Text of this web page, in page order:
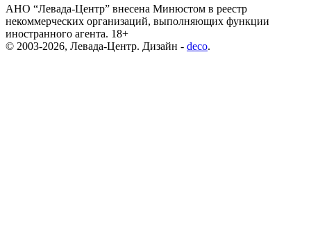
АНО “Левада-Центр” внесена Минюстом в реестр
некоммерческих организаций, выполняющих функции
иностранного агента. 18+
© 2003-2026, Левада-Центр. Дизайн - deco.